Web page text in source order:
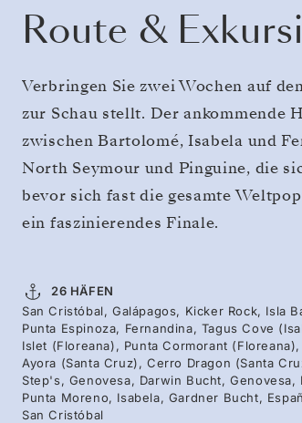
Route &
Verbringen Sie zwei Wochen auf
zur Schau stellt. Der ankommende
zwischen Bartolomé, Isabela und
North Seymour und Pinguine, die
bevor sich fast die gesamte
ein faszinierendes Finale.
26 HÄFEN
San Cristóbal, Galápagos, Kicker Rock, Isla
Punta Espinoza, Fernandina, Tagus Cove
Islet (Floreana), Punta Cormorant
Ayora (Santa Cruz), Cerro Dragon (Santa
Step's, Genovesa, Darwin Bucht,
Punta Moreno, Isabela, Gardner Bucht,
San Cristóbal